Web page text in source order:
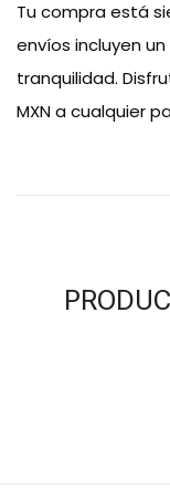
Tu compra está
envíos incluyen
tranquilidad.
MXN a cualquier